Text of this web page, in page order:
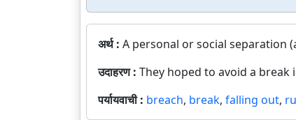
अर्थ : A personal or social separation
उदाहरण : They hoped to avoid a break
पर्यायवाची : breach, break, falling out,